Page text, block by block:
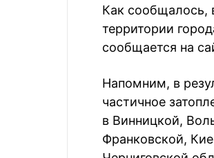
Как сообщалось,
территории
сообщается на
Напомним, в
частичное
в Винницкой,
Франковской,